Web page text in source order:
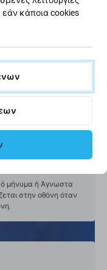
μήνυμα ή Άγνωστα
στην οθόνη όταν
κάποια cookies